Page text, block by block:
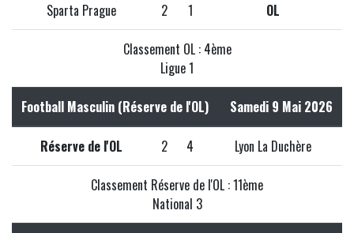
Sparta Prague 2 1 OL
Classement OL : 4ème
Ligue 1
Football Masculin (Réserve de l'OL) Samedi 9 Mai 2026
Réserve de l'OL 2 4 Lyon La Duchère
Classement Réserve de l'OL : 11ème
National 3